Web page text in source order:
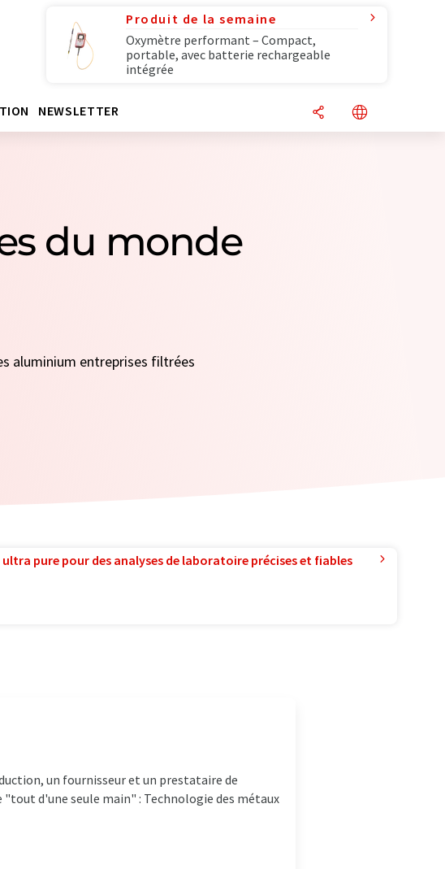
Produit de la semaine
Oxymètre performant – Compact,
portable, avec batterie rechargeable
intégrée
NEWSLETTER
du monde
aluminium entreprises filtrées
ultra pure pour des analyses de laboratoire précises et fiables
un fournisseur et un prestataire de
d'une seule main" : Technologie des métaux